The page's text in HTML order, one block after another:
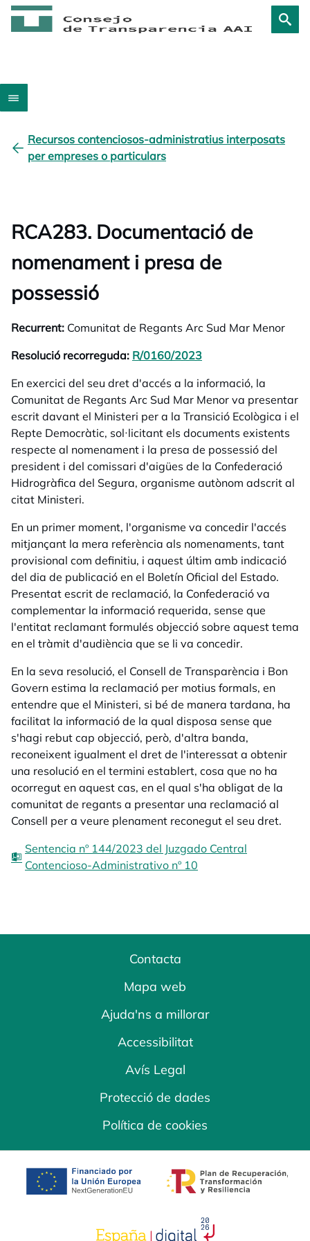
Recursos contenciosos-administratius interposats
per empreses o particulars
RCA283. Documentació de
nomenament i presa de
possessió
Recurrent: Comunitat de Regants Arc Sud Mar Menor
Resolució recorreguda: R/0160/2023
En exercici del seu dret d'accés a la informació, la
Comunitat de Regants Arc Sud Mar Menor va presentar
escrit davant el Ministeri per a la Transició Ecològica i el
Repte Democràtic, sol·licitant els documents existents
respecte al nomenament i la presa de possessió del
president i del comissari d'aigües de la Confederació
Hidrogràfica del Segura, organisme autònom adscrit al
citat Ministeri.
En un primer moment, l'organisme va concedir l'accés
mitjançant la mera referència als nomenaments, tant
provisional com definitiu, i aquest últim amb indicació
del dia de publicació en el Boletín Oficial del Estado.
Presentat escrit de reclamació, la Confederació va
complementar la informació requerida, sense que
l'entitat reclamant formulés objecció sobre aquest tema
en el tràmit d'audiència que se li va concedir.
En la seva resolució, el Consell de Transparència i Bon
Govern estima la reclamació per motius formals, en
entendre que el Ministeri, si bé de manera tardana, ha
facilitat la informació de la qual disposa sense que
s'hagi rebut cap objecció, però, d'altra banda,
reconeixent igualment el dret de l'interessat a obtenir
una resolució en el termini establert, cosa que no ha
ocorregut en aquest cas, en el qual s'ha obligat de la
comunitat de regants a presentar una reclamació al
Consell per a veure plenament reconegut el seu dret.
Sentencia nº 144/2023 del Juzgado Central
Contencioso-Administrativo nº 10
Contacta
Mapa web
Ajuda'ns a millorar
Accessibilitat
Avís Legal
Protecció de dades
Política de cookies
opens in a new tab opens in a new
opens in a new tab